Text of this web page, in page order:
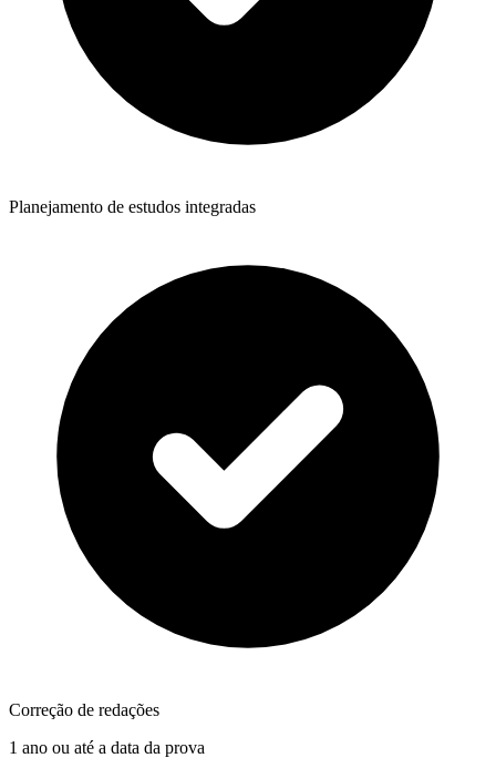
Planejamento de estudos integradas
Correção de redações
1 ano ou até a data da prova